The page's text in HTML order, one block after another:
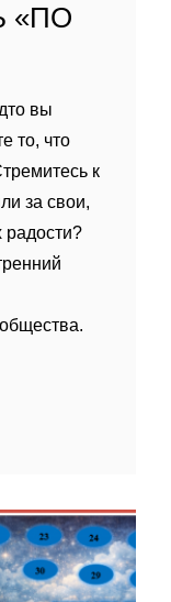
«ПО
вы
то, что
к
за свои,
радости?